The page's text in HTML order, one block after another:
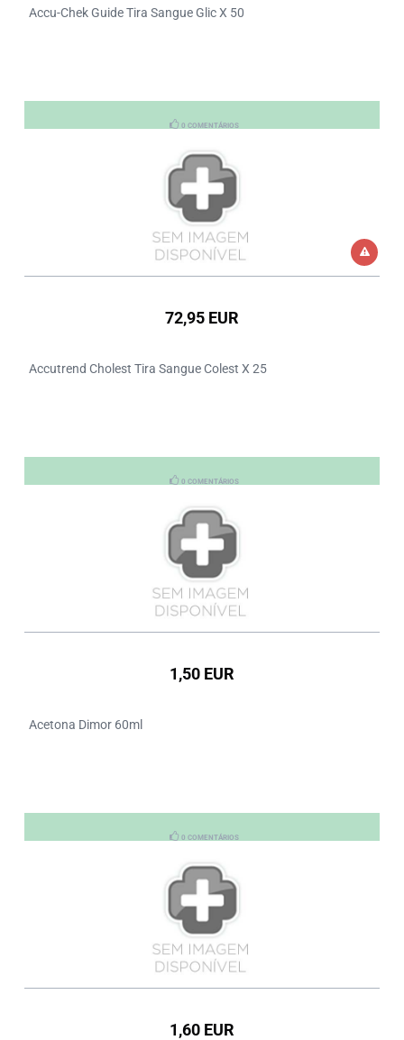
Accu-Chek Guide Tira Sangue Glic X 50
0 COMENTÁRIOS
72,95 EUR
Accutrend Cholest Tira Sangue Colest X 25
0 COMENTÁRIOS
1,50 EUR
Acetona Dimor 60ml
0 COMENTÁRIOS
1,60 EUR